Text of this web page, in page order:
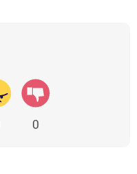
0